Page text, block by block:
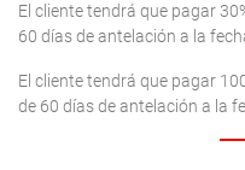
El cliente tendrá que pagar
60 días de antelación a la
El cliente tendrá que pagar
de 60 días de antelación a la